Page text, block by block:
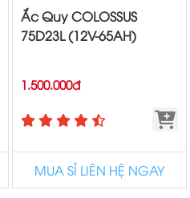
Ắc Quy COLOSSUS
75D23L (12V-65AH)
1.500.000đ
MUA SỈ LIÊN HỆ NGAY